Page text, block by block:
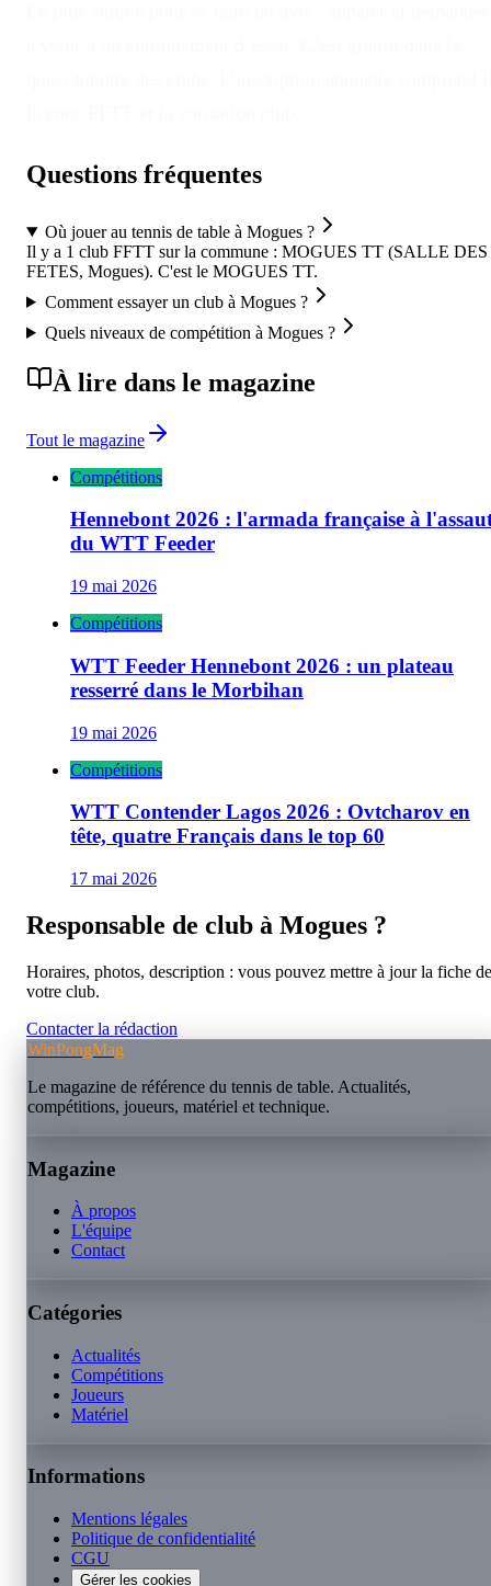
Questions fréquentes
Où jouer au tennis de table à Mogues ?
Il y a 1 club FFTT sur la commune : MOGUES TT (SALLE DES
FETES, Mogues). C'est le MOGUES TT.
Comment essayer un club à Mogues ?
Quels niveaux de compétition à Mogues ?
À lire dans le magazine
Tout le magazine
Compétitions
Hennebont 2026 : l'armada française à
du WTT Feeder
19 mai 2026
Compétitions
WTT Feeder Hennebont 2026 : un plateau
resserré dans le Morbihan
19 mai 2026
Compétitions
WTT Contender Lagos 2026 : Ovtcharov en
tête, quatre Français dans le top 60
17 mai 2026
Responsable de club à Mogues ?
Horaires, photos, description : vous pouvez mettre à jour la fiche de
votre club.
Contacter la rédaction
WinPongMag
Le magazine de référence du tennis de table. Actualités,
compétitions, joueurs, matériel et technique.
Magazine
À propos
L'équipe
Contact
Catégories
Actualités
Compétitions
Joueurs
Matériel
Informations
Mentions légales
Politique de confidentialité
CGU
Gérer les cookies